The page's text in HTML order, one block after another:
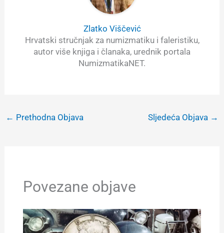
Zlatko Viščević
Hrvatski stručnjak za numizmatiku i faleristiku,
autor više knjiga i članaka, urednik portala
NumizmatikaNET.
← Prethodna Objava Sljedeća Objava →
Povezane objave